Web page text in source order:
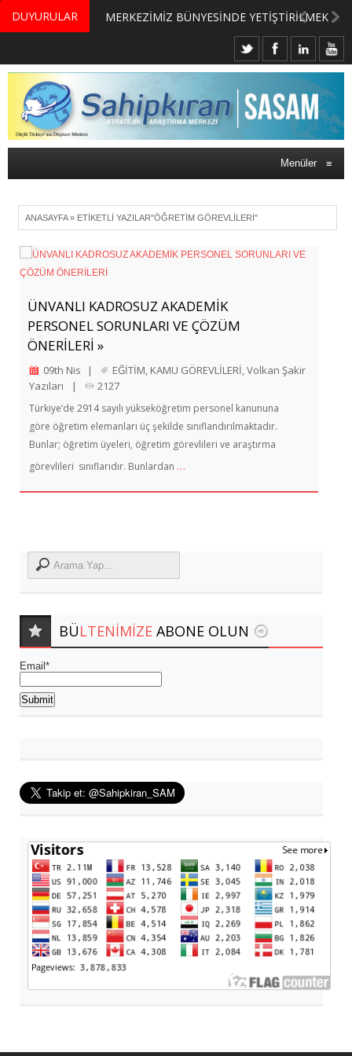
DUYURULAR MERKEZİMİZ BÜNYESİNDE YETİŞTİRİLMEK ÜZERE GÖNÜLLÜ ÜLKE MASASI UZMANI VE UZMAN ADAYLARI ARIYORUZ
Menüler ≡
ANASAYFA» ETIKETLI YAZILAR"ÖĞRETIM GÖREVLILERI"
ÜNVANLI KADROSUZ AKADEMİK
PERSONEL SORUNLARI VE ÇÖZÜM
ÖNERİLERİ »
09th Nis | EĞİTİM KAMU GÖREVLİLERİ Volkan Şakir
Yazıları
| 2127
Türkiye’de 2914 sayılı yükseköğretim personel kanununa
göre öğretim elemanları üç şekilde sınıflandırılmaktadır.
Bunlar; öğretim üyeleri, öğretim görevlileri ve araştırma
görevlileri sınıflarıdır. Bunlardan …
BÜLTENIMIZE ABONE OLUN
Email*